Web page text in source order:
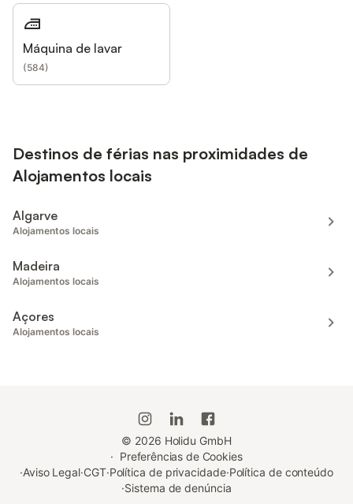
Máquina de lavar
(584)
Destinos de férias nas proximidades de
Alojamentos locais
Algarve
Alojamentos locais
Madeira
Alojamentos locais
Açores
Alojamentos locais
© 2026 Holidu GmbH
· Preferências de Cookies
·Aviso Legal·CGT·Política de privacidade·Política de conteúdo
·Sistema de denúncia